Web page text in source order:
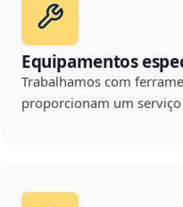
Equipamentos
Trabalhamos com
proporcionam um serviço